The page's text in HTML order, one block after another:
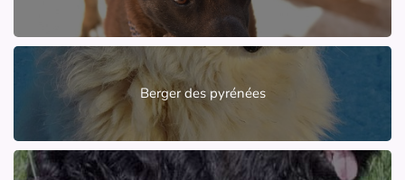
Berger des pyrénées